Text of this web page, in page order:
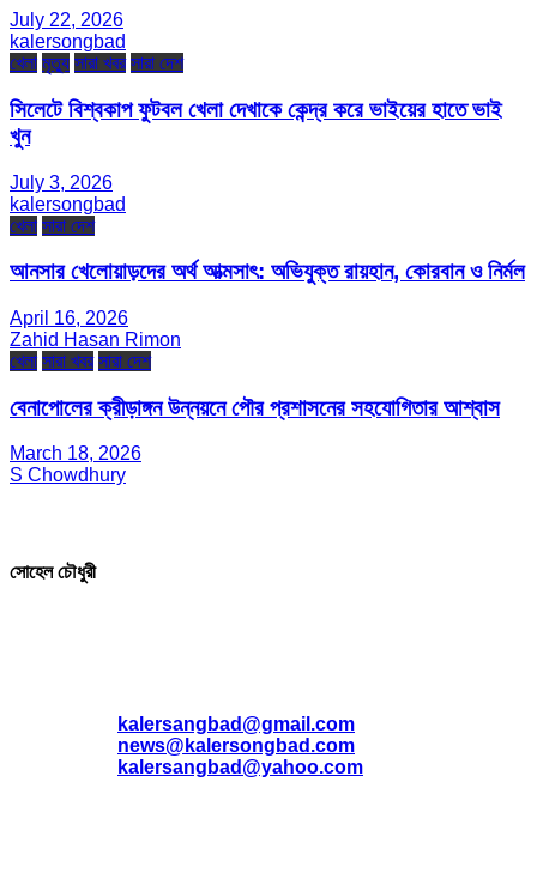
July 22, 2026
kalersongbad
খেলা মৃত্যু সারা খবর সারা দেশ
সিলেটে বিশ্বকাপ ফুটবল খেলা দেখাকে কেন্দ্র করে ভাইয়ের হাতে ভাই
খুন
July 3, 2026
kalersongbad
খেলা সারা দেশ
আনসার খেলোয়াড়দের অর্থ আত্মসাৎ: অভিযুক্ত রায়হান, কোরবান ও নির্মল
April 16, 2026
Zahid Hasan Rimon
খেলা সারা খবর সারা দেশ
বেনাপোলের ক্রীড়াঙ্গন উন্নয়নে পৌর প্রশাসনের সহযোগিতার আশ্বাস
March 18, 2026
S Chowdhury
সোহেল চৌধুরী
kalersangbad@gmail.com
news@kalersongbad.com
kalersangbad@yahoo.com